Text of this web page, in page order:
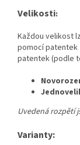
Velikosti:
Každou velikost
pomocí patentek
patentek (podle
Uvedená rozpětí
Varianty: